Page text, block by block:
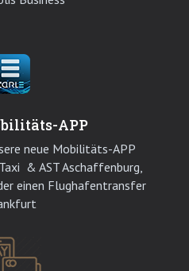
APP
neue Mobilitäts-APP
& AST Aschaffenburg,
einen Flughafentransfer